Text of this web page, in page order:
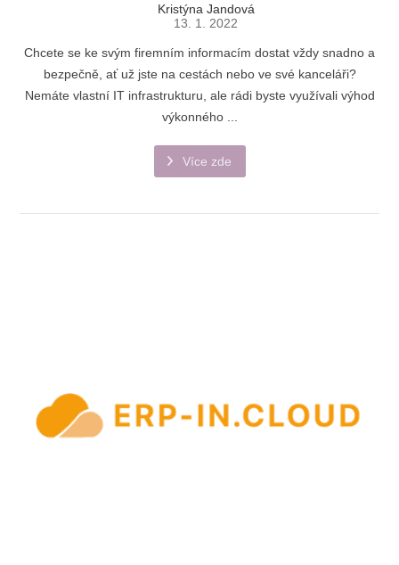
Kristýna Jandová
13. 1. 2022
Chcete se ke svým firemním informacím dostat vždy snadno a
bezpečně, ať už jste na cestách nebo ve své kanceláři?
Nemáte vlastní IT infrastrukturu, ale rádi byste využívali výhod
výkonného ...
Více zde